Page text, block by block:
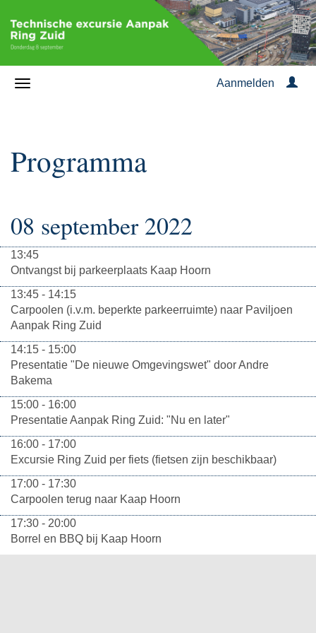
Aanmelden
Programma
08 september 2022
13:45
Ontvangst bij parkeerplaats Kaap Hoorn
13:45 - 14:15
Carpoolen (i.v.m. beperkte parkeerruimte) naar Paviljoen
Aanpak Ring Zuid
14:15 - 15:00
Presentatie "De nieuwe Omgevingswet" door Andre
Bakema
15:00 - 16:00
Presentatie Aanpak Ring Zuid: "Nu en later"
16:00 - 17:00
Excursie Ring Zuid per fiets (fietsen zijn beschikbaar)
17:00 - 17:30
Carpoolen terug naar Kaap Hoorn
17:30 - 20:00
Borrel en BBQ bij Kaap Hoorn